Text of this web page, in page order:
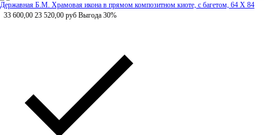
Державная Б.М. Храмовая икона в прямом композитном киоте, с багетом, 64 Х 84
33 600,00 23 520,00 руб Выгода 30%